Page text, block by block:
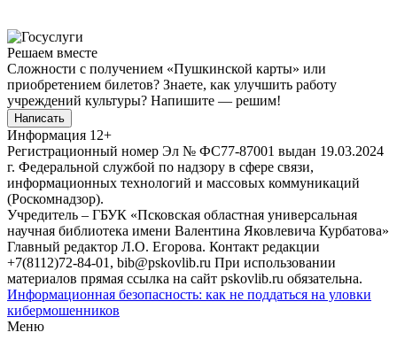
Решаем вместе
Сложности с получением «Пушкинской карты» или
приобретением билетов? Знаете, как улучшить работу
учреждений культуры? Напишите — решим!
Написать
Информация 12+
Регистрационный номер Эл № ФС77-87001 выдан 19.03.2024
г. Федеральной службой по надзору в сфере связи,
информационных технологий и массовых коммуникаций
(Роскомнадзор).
Учредитель – ГБУК «Псковская областная универсальная
научная библиотека имени Валентина Яковлевича Курбатова»
Главный редактор Л.О. Егорова. Контакт редакции
+7(8112)72-84-01, bib@pskovlib.ru При использовании
материалов прямая ссылка на сайт pskovlib.ru обязательна.
Информационная безопасность: как не поддаться на уловки
кибермошенников
Меню